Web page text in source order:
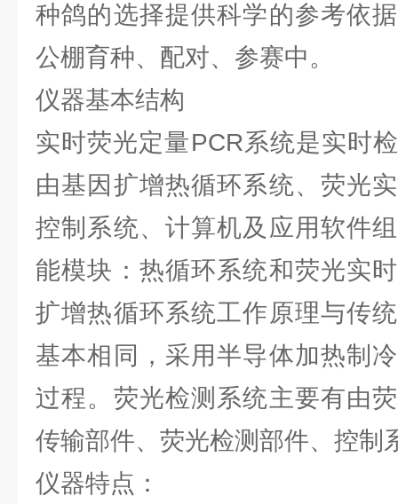
种鸽的选择提供科学的参考依
公棚育种、配对、参赛中。
仪器基本结构
实时荧光定量PCR系统是实时
由基因扩增热循环系统、荧光
控制系统、计算机及应用软件
能模块：热循环系统和荧光实
扩增热循环系统工作原理与传
基本相同，采用半导体加热制
过程。荧光检测系统主要有由
传输部件、荧光检测部件、控制
仪器特点：